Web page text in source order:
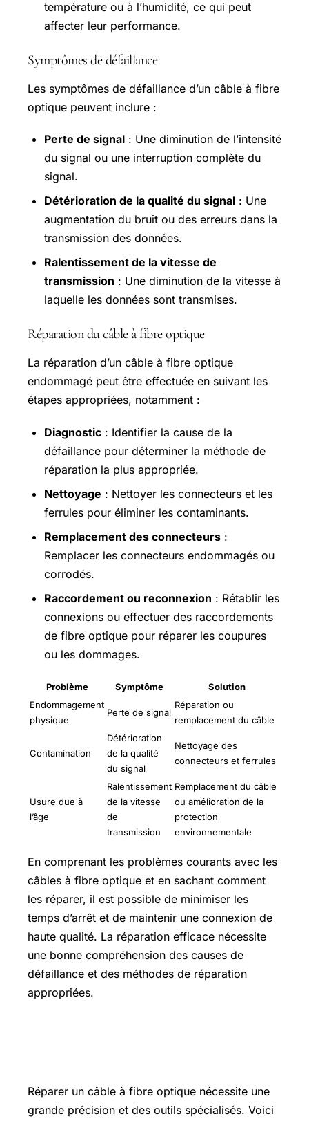
température ou à l’humidité, ce qui peut
affecter leur performance.
Symptômes de défaillance
Les symptômes de défaillance d’un câble à fibre
optique peuvent inclure :
Perte de signal : Une diminution de l’intensité
du signal ou une interruption complète du
signal.
Détérioration de la qualité du signal : Une
augmentation du bruit ou des erreurs dans la
transmission des données.
Ralentissement de la vitesse de
transmission : Une diminution de la vitesse à
laquelle les données sont transmises.
Réparation du câble à fibre optique
La réparation d’un câble à fibre optique
endommagé peut être effectuée en suivant les
étapes appropriées, notamment :
Diagnostic : Identifier la cause de la
défaillance pour déterminer la méthode de
réparation la plus appropriée.
Nettoyage : Nettoyer les connecteurs et les
ferrules pour éliminer les contaminants.
Remplacement des connecteurs :
Remplacer les connecteurs endommagés ou
corrodés.
Raccordement ou reconnexion : Rétablir les
connexions ou effectuer des raccordements
de fibre optique pour réparer les coupures
ou les dommages.
Problème Symptôme
Solution
Endommagement
physique
Perte de signal
Réparation ou
remplacement du câble
Contamination
Détérioration
de la qualité
du signal
Nettoyage des
connecteurs et ferrules
Usure due à
l’âge
Ralentissement
de la vitesse
de
transmission
Remplacement du câble
ou amélioration de la
protection
environnementale
En comprenant les problèmes courants avec les
câbles à fibre optique et en sachant comment
les réparer, il est possible de minimiser les
temps d’arrêt et de maintenir une connexion de
haute qualité. La réparation efficace nécessite
une bonne compréhension des causes de
défaillance et des méthodes de réparation
appropriées.
Réparer un câble à fibre optique nécessite une
grande précision et des outils spécialisés. Voici